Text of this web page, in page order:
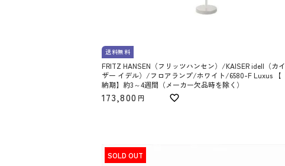
送料無料
FRITZ HANSEN（フリッツハンセン）/KAISER idell（カイ
ザー イデル）/フロアランプ/ホワイト/6580-F Luxus 【
納期】約3～4週間（メーカー欠品時を除く）
173,800
SOLD OUT